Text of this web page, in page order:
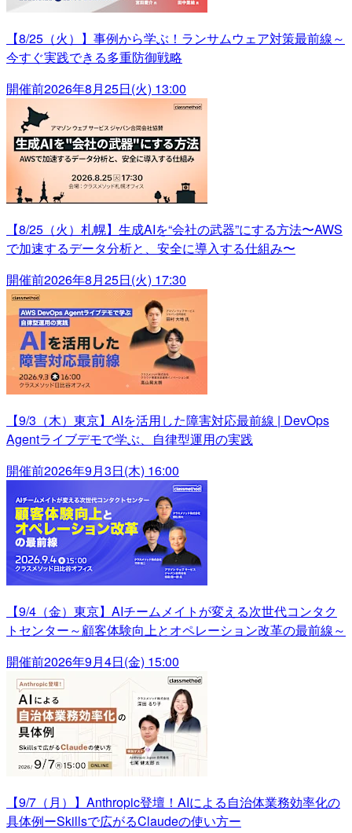
【8/25（火）】事例から学ぶ！ランサムウェア対策最前線～
今すぐ実践できる多重防御戦略
開催前2026年8月25日(火) 13:00
【8/25（火）札幌】生成AIを“会社の武器”にする方法〜AWS
で加速するデータ分析と、安全に導入する仕組み〜
開催前2026年8月25日(火) 17:30
【9/3（木）東京】AIを活用した障害対応最前線 | DevOps
Agentライブデモで学ぶ、自律型運用の実践
開催前2026年9月3日(木) 16:00
【9/4（金）東京】AIチームメイトが変える次世代コンタク
トセンター～顧客体験向上とオペレーション改革の最前線～
開催前2026年9月4日(金) 15:00
【9/7（月）】Anthropic登壇！AIによる自治体業務効率化の
具体例ーSkillsで広がるClaudeの使い方ー